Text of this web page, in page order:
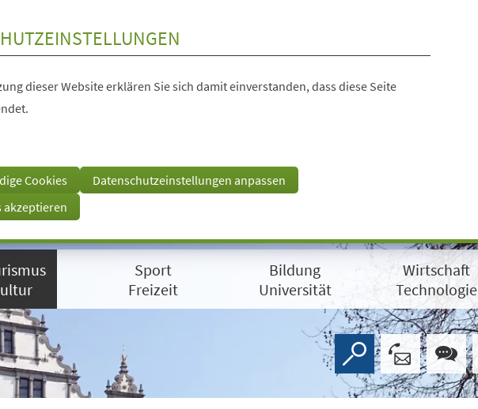
dieser Website erklären Sie sich damit einverstanden, dass diese Seite
Cookies
Datenschutzeinstellungen anpassen
akzeptieren
Sport
Freizeit
Bildung
Universität
Wirtschaft
Technologie